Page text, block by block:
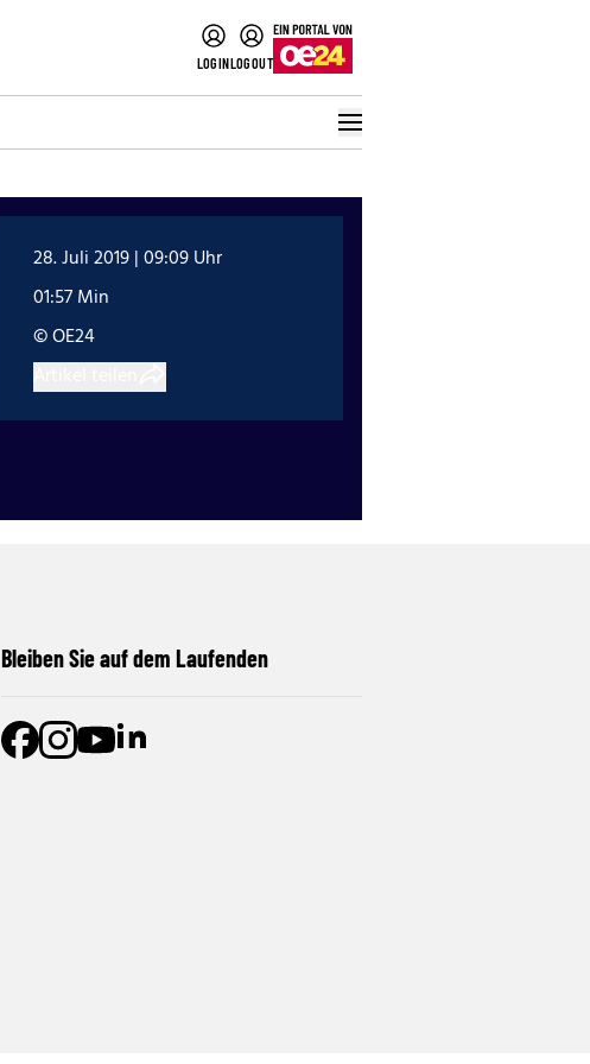
LOGINLOGOUT
28. Juli 2019 | 09:09 Uhr
01:57 Min
© OE24
Bleiben Sie auf dem Laufenden